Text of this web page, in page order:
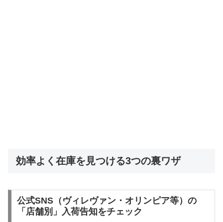
効率よく在庫を見つける3つの裏ワザ
公式SNS（ヴィレヴァン・オリンピア等）の
「店舗別」入荷告知をチェック